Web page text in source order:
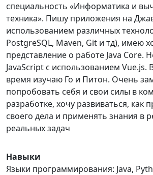
специальность «Информатика и
техника». Пишу приложения на
использованием различных
PostgreSQL, Maven, Git и тд), имею
представление о работе Java Core.
JavaScript с использованием Vue.js.
время изучаю Го и Питон. Очень
попробовать себя и свои силы в
разработке, хочу развиваться, как
своего дела и применять знания в
реальных задач
Навыки
Языки программирования: Java,